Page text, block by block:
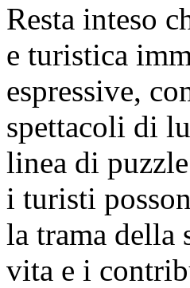
Resta inteso
e turistica
espressive,
spettacoli di
linea di
i turisti
la trama della
vita e i